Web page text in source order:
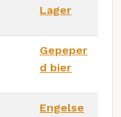
Lager
Gepeper
d bier
Engelse